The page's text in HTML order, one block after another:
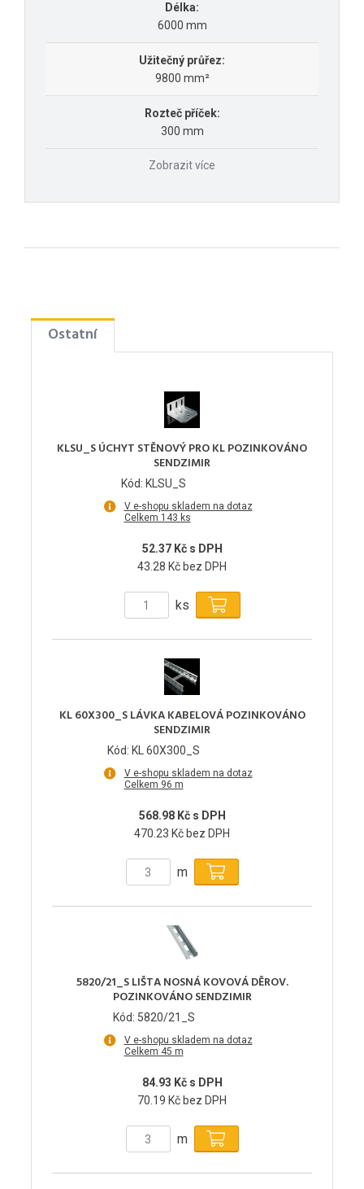
Délka:
6000 mm
Užitečný průřez:
9800 mm²
Rozteč příček:
300 mm
Zobrazit více
Ostatní
KLSU_S ÚCHYT STĚNOVÝ PRO KL POZINKOVÁNO
SENDZIMIR
Kód: KLSU_S
V e-shopu skladem na dotaz
Celkem 143 ks
52.37 Kč s DPH
43.28 Kč bez DPH
ks
KL 60X300_S LÁVKA KABELOVÁ POZINKOVÁNO
SENDZIMIR
Kód: KL 60X300_S
V e-shopu skladem na dotaz
Celkem 96 m
568.98 Kč s DPH
470.23 Kč bez DPH
m
5820/21_S LIŠTA NOSNÁ KOVOVÁ DĚROV.
POZINKOVÁNO SENDZIMIR
Kód: 5820/21_S
V e-shopu skladem na dotaz
Celkem 45 m
84.93 Kč s DPH
70.19 Kč bez DPH
m